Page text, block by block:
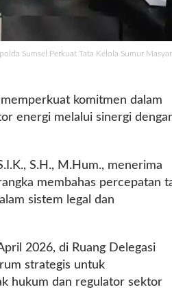
Sumsel Perkuat Tata Kelola Sumur
komitmen dalam
energi melalui sinergi
S.H., M.Hum., menerima
membahas percepatan
sistem legal dan
2026, di Ruang Delegasi
strategis untuk
hukum dan regulator sektor